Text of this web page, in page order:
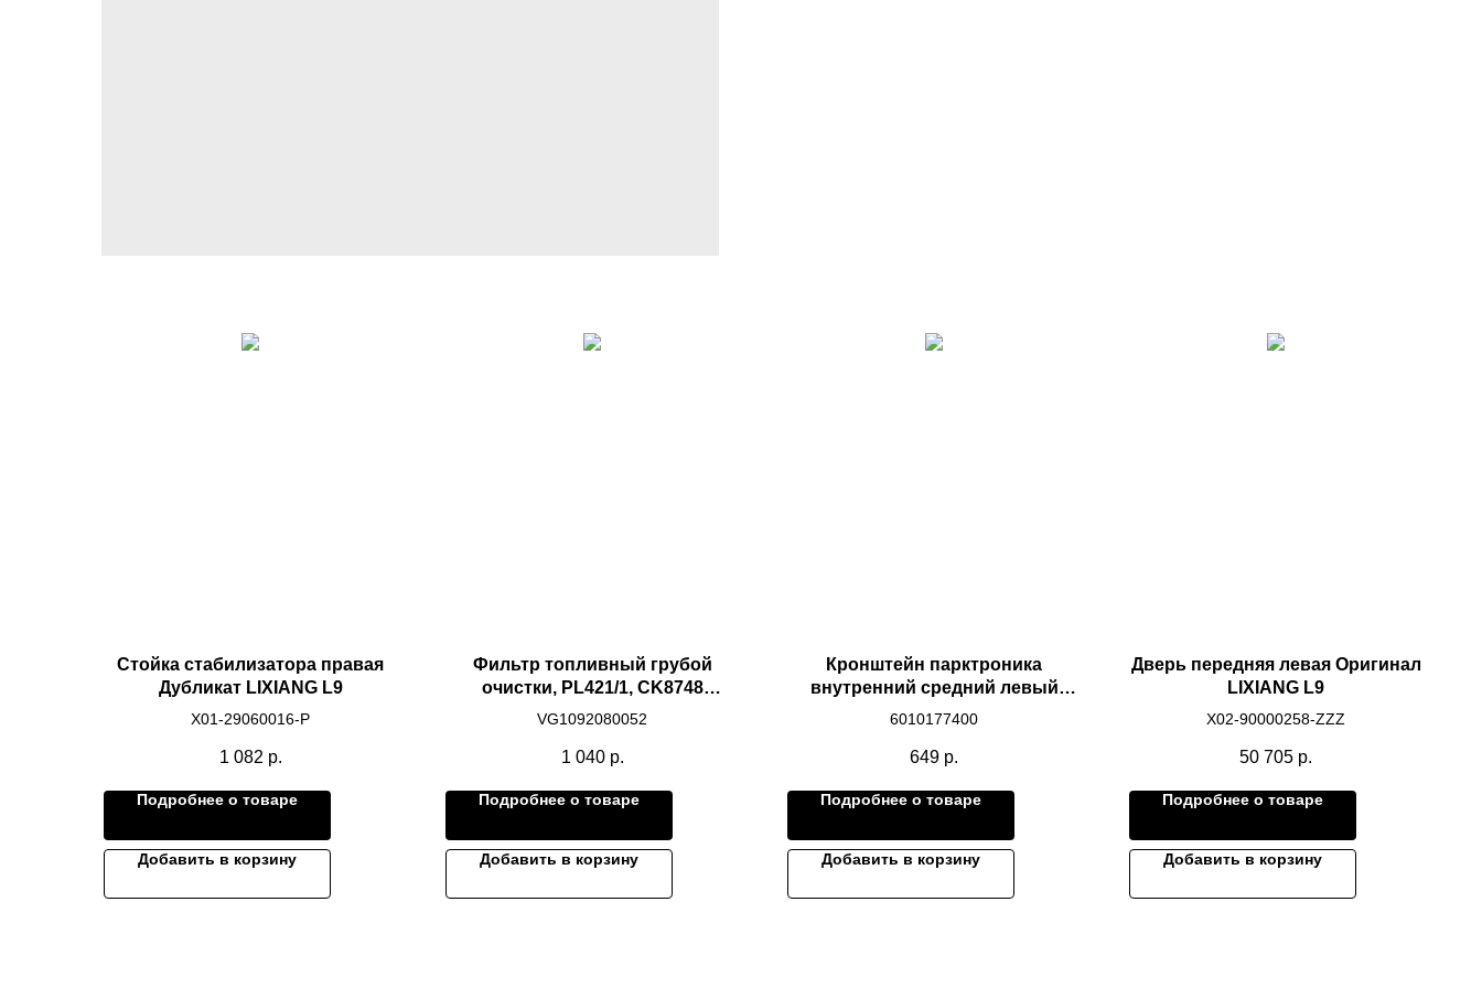
Стойка стабилизатора правая
Дубликат LIXIANG L9
X01-29060016-P
1 082 р.
Подробнее о товаре
Добавить в корзину
Фильтр топливный грубой
очистки, PL421/1, CK8748
Дубликат
VG1092080052
1 040 р.
Подробнее о товаре
Добавить в корзину
Кронштейн парктроника
внутренний средний левый
переднего бампера Оригинал
6010177400
649 р.
Подробнее о товаре
Добавить в корзину
Дверь передняя левая Оригинал
LIXIANG L9
X02-90000258-ZZZ
50 705 р.
Подробнее о товаре
Добавить в корзину